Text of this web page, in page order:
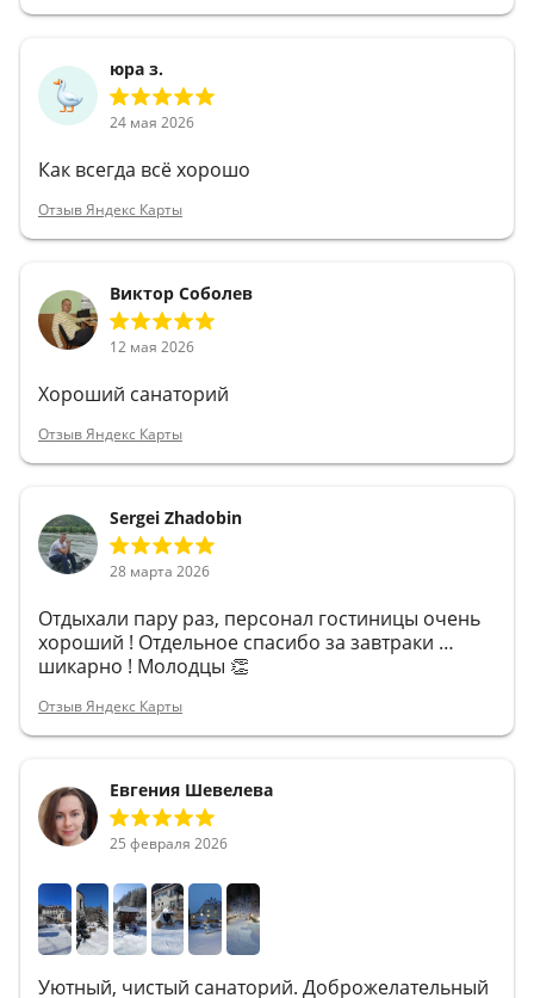
юра з.
24 мая 2026
Как всегда всё хорошо
Отзыв Яндекс Карты
Виктор Соболев
12 мая 2026
Хороший санаторий
Отзыв Яндекс Карты
Sergei Zhadobin
28 марта 2026
Отдыхали пару раз, персонал гостиницы очень
хороший ! Отдельное спасибо за завтраки …
шикарно ! Молодцы 👏
Отзыв Яндекс Карты
Евгения Шевелева
25 февраля 2026
Уютный, чистый санаторий. Доброжелательный